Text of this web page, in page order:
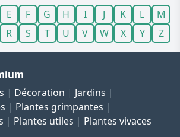
E F G H I J K L
M
R S T U V W X Y Z
Décoration
Jardins
Plantes grimpantes
Plantes utiles Plantes vivaces